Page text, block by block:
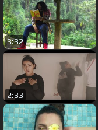
3:32
2:33